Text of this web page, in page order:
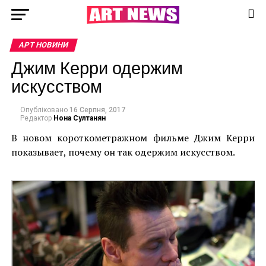
АРТ НОВИНИ
Джим Керри одержим
искусством
Опубліковано 16 Серпня, 2017
Редактор Нона Султанян
В новом короткометражном фильме Джим Керри
показывает, почему он так одержим искусством.